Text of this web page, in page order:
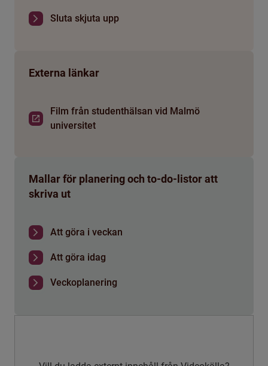
Sluta skjuta upp
Externa länkar
Film från studenthälsan vid Malmö
universitet
Mallar för planering och to-do-listor att
skriva ut
Att göra i veckan
Att göra idag
Veckoplanering